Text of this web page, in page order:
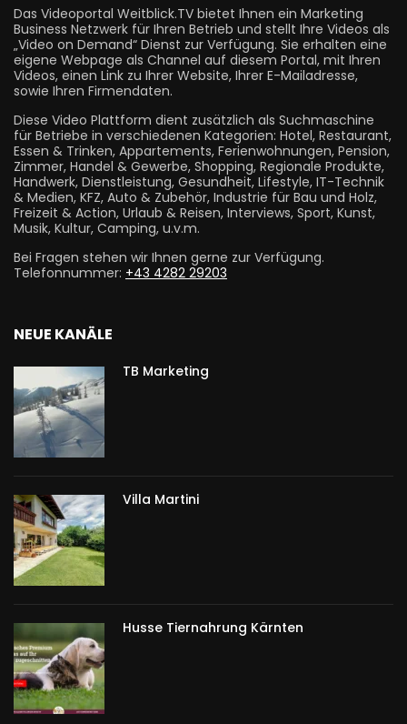
Das Videoportal Weitblick.TV bietet Ihnen ein Marketing
Business Netzwerk für Ihren Betrieb und stellt Ihre Videos als
„Video on Demand“ Dienst zur Verfügung. Sie erhalten eine
eigene Webpage als Channel auf diesem Portal, mit Ihren
Videos, einen Link zu Ihrer Website, Ihrer E-Mailadresse,
sowie Ihren Firmendaten.
Diese Video Plattform dient zusätzlich als Suchmaschine
für Betriebe in verschiedenen Kategorien: Hotel, Restaurant,
Essen & Trinken, Appartements, Ferienwohnungen, Pension,
Zimmer, Handel & Gewerbe, Shopping, Regionale Produkte,
Handwerk, Dienstleistung, Gesundheit, Lifestyle, IT-Technik
& Medien, KFZ, Auto & Zubehör, Industrie für Bau und Holz,
Freizeit & Action, Urlaub & Reisen, Interviews, Sport, Kunst,
Musik, Kultur, Camping, u.v.m.
Bei Fragen stehen wir Ihnen gerne zur Verfügung.
Telefonnummer: +43 4282 29203
NEUE KANÄLE
TB Marketing
Villa Martini
Husse Tiernahrung Kärnten